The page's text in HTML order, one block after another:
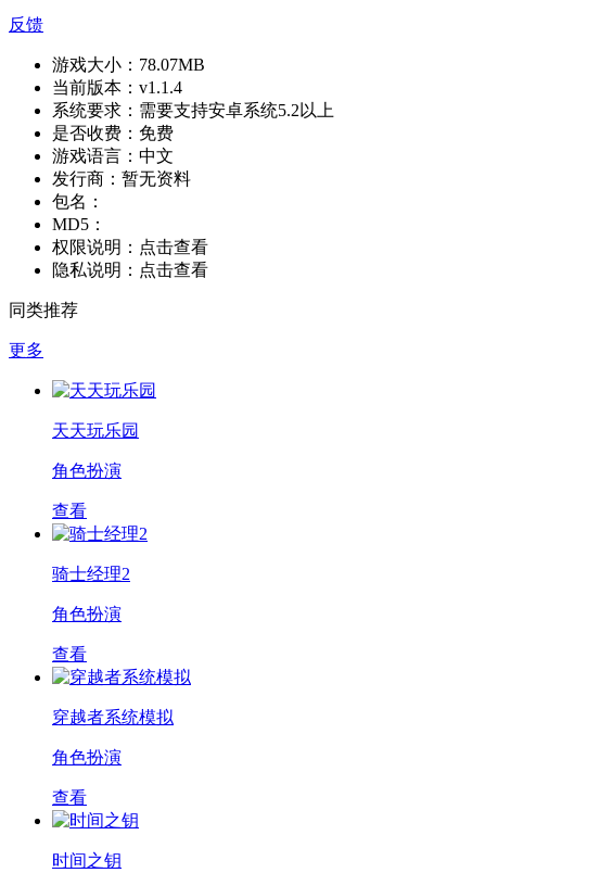
反馈
游戏大小： 78.07MB
当前版本： v1.1.4
系统要求： 需要支持安卓系统5.2以上
是否收费： 免费
游戏语言： 中文
发行商： 暂无资料
包名：
MD5：
权限说明： 点击查看
隐私说明： 点击查看
同类推荐
更多
天天玩乐园
角色扮演
查看
骑士经理2
角色扮演
查看
穿越者系统模拟
角色扮演
查看
时间之钥